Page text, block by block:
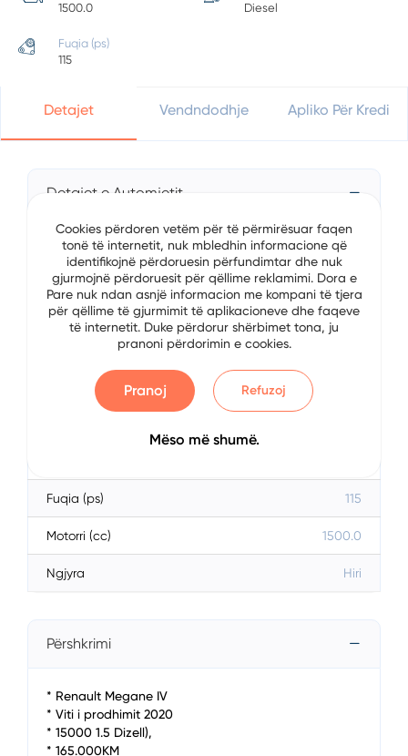
1500.0
Diesel
Fuqia (ps)
115
Detajet Vendndodhje Apliko Për Kredi
Detajet e Automjetit
Data 4/18/2025
Brand Renault
Serial Megane
Karburanti
Fuqia (ps) 115
Motorri (cc) 1500.0
Ngjyra Hiri
Përshkrimi
* Renault Megane IV
* Viti i prodhimit 2020
* 15000 1.5 Dizell),
* 165.000KM
Cookies përdoren vetëm për të përmirësuar faqen
tonë të internetit, nuk mbledhin informacione që
identifikojnë përdoruesin përfundimtar dhe nuk
gjurmojnë përdoruesit për qëllime reklamimi. Dora e
Pare nuk ndan asnjë informacion me kompani të tjera
për qëllime të gjurmimit të aplikacioneve dhe faqeve
të internetit. Duke përdorur shërbimet tona, ju
pranoni përdorimin e cookies.
Pranoj Refuzoj
Mëso më shumë.